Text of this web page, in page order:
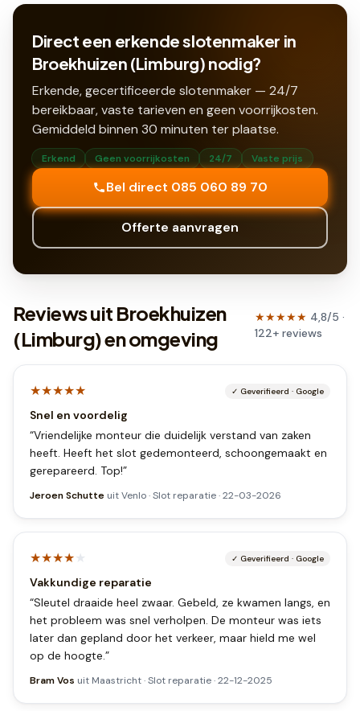
Direct een erkende slotenmaker in
Broekhuizen (Limburg) nodig?
Erkende, gecertificeerde slotenmaker — 24/7
bereikbaar, vaste tarieven en geen voorrijkosten.
Gemiddeld binnen 30 minuten ter plaatse.
Erkend Geen voorrijkosten 24/7 Vaste prijs
Bel direct 085 060 89 70
Offerte aanvragen
Reviews uit Broekhuizen
(Limburg) en omgeving
★★★★★ 4,8/5 ·
122+reviews
★★★★★ ✓ Geverifieerd · Google
Snel en voordelig
“Vriendelijke monteur die duidelijk verstand van zaken
heeft. Heeft het slot gedemonteerd, schoongemaakt en
gerepareerd. Top!”
Jeroen Schutte uitVenlo·Slot reparatie·22-03-2026
★★★★★ ✓ Geverifieerd · Google
Vakkundige reparatie
“Sleutel draaide heel zwaar. Gebeld, ze kwamen langs, en
het probleem was snel verholpen. De monteur was iets
later dan gepland door het verkeer, maar hield me wel
op de hoogte.”
Bram Vos uit Maastricht·Slot reparatie·22-12-2025